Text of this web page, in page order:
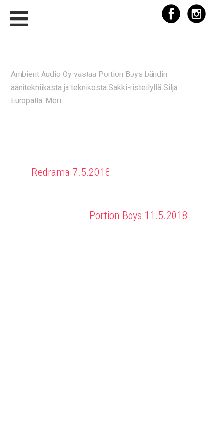
Ambient Audio Oy vastaa Portion Boys bändin
äänitekniikasta ja teknikosta Sakki-risteilyllä Silja
Europalla. Meri
Redrama 7.5.2018
Portion Boys 11.5.2018